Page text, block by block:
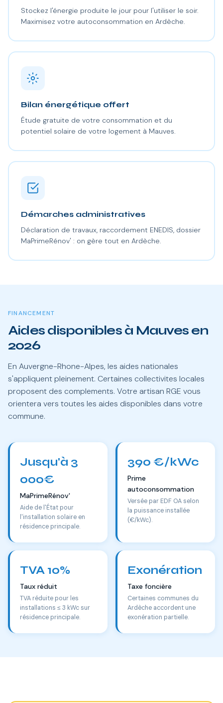
Stockez l'énergie produite le jour pour l'utiliser le soir.
Maximisez votre autoconsommation en Ardèche.
Bilan énergétique offert
Étude gratuite de votre consommation et du
potentiel solaire de votre logement à Mauves.
Démarches administratives
Déclaration de travaux, raccordement ENEDIS, dossier
MaPrimeRénov' : on gère tout en Ardèche.
FINANCEMENT
Aides disponibles à Mauves en
2026
En Auvergne-Rhone-Alpes, les aides nationales
s'appliquent pleinement. Certaines collectivites locales
proposent des complements. Votre artisan RGE vous
orientera vers toutes les aides disponibles dans votre
commune.
Jusqu'à 3
000€
MaPrimeRénov'
Aide de l'État pour
l'installation solaire en
résidence principale.
390 €/kWc
Prime
autoconsommation
Versée par EDF OA selon
la puissance installée
(€/kWc).
TVA 10%
Taux réduit
TVA réduite pour les
installations ≤ 3 kWc sur
résidence principale.
Exonération
Taxe foncière
Certaines communes du
Ardèche accordent une
exonération partielle.